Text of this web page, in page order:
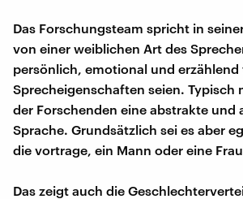
Das Forschungsteam spricht in
von einer weiblichen Art des
persönlich, emotional und
Sprecheigenschaften seien. Typisch
der Forschenden eine abstrakte und
Sprache. Grundsätzlich sei es aber
die vortrage, ein Mann oder eine
Das zeigt auch die